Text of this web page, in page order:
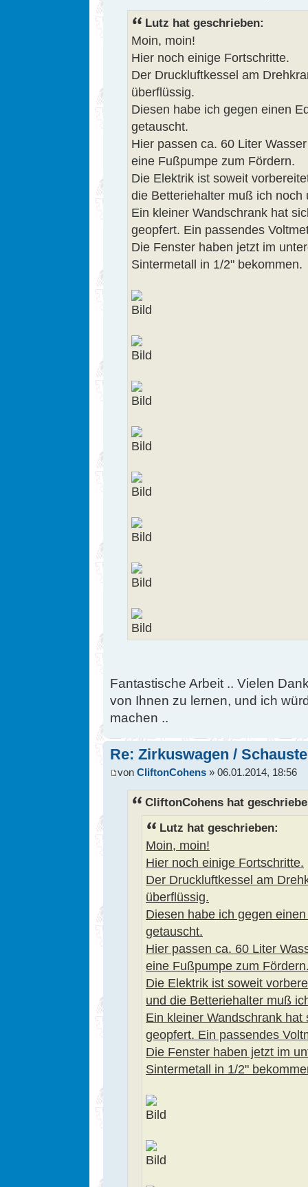
Lutz hat geschrieben:
Moin, moin!
Hier noch einige Fortschritte.
Der Druckluftkessel am
überflüssig.
Diesen habe ich gegen einen
getauscht.
Hier passen ca. 60 Liter
eine Fußpumpe zum Fördern.
Die Elektrik ist soweit
die Betteriehalter muß ich noch
Ein kleiner Wandschrank hat
geopfert. Ein passendes
Die Fenster haben jetzt im
Sintermetall in 1/2" bekommen.
Fantastische Arbeit .. Vielen
von Ihnen zu lernen, und ich
machen ..
Re: Zirkuswagen /
von CliftonCohens » 06.01.2014, 18:56
CliftonCohens hat
Lutz hat geschrieben:
Moin, moin!
Hier noch einige Fortschritte.
Der Druckluftkessel am
überflüssig.
Diesen habe ich gegen
getauscht.
Hier passen ca. 60 Liter
eine Fußpumpe zum
Die Elektrik ist soweit
und die Betteriehalter muß
Ein kleiner Wandschrank
geopfert. Ein passendes
Die Fenster haben jetzt im
Sintermetall in 1/2"